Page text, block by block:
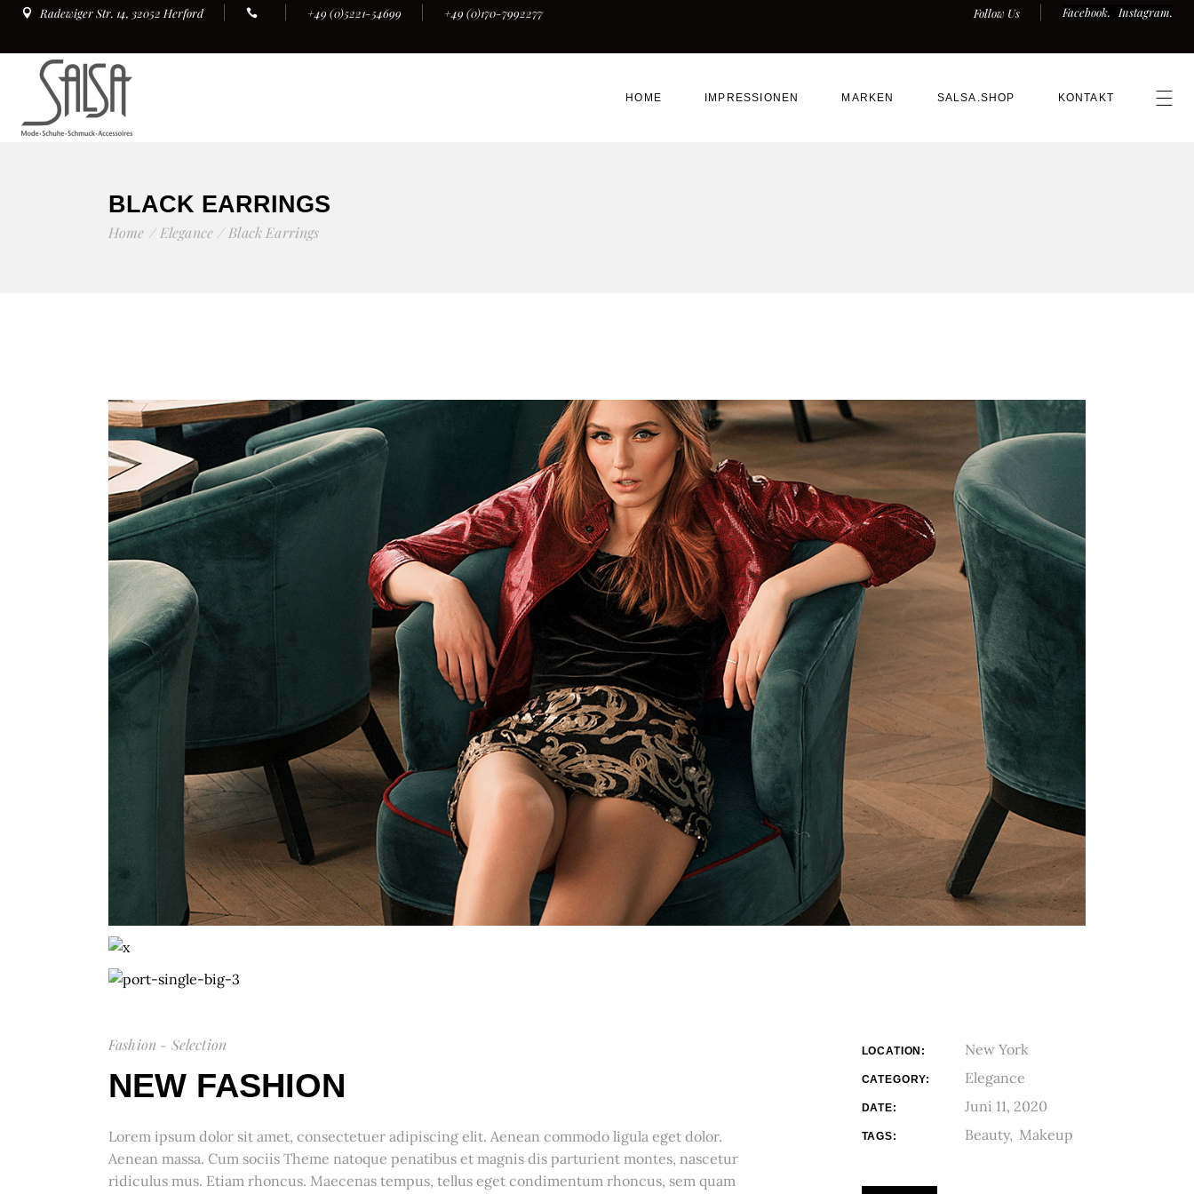
Radewiger Str. 14, 32052 Herford +49 (0)5221-54699 +49 (0)170-7992277 Follow Us Facebook. Instagram.
HOME IMPRESSIONEN MARKEN SALSA.SHOP KONTAKT
BLACK EARRINGS
Home Elegance Black Earrings
Fashion - Selection
NEW FASHION
Lorem ipsum dolor sit amet, consectetuer adipiscing elit. Aenean commodo ligula eget dolor.
Aenean massa. Cum sociis Theme natoque penatibus et magnis dis parturient montes, nascetur
ridiculus mus. Etiam rhoncus. Maecenas tempus, tellus eget condimentum rhoncus, sem quam
LOCATION: New York
CATEGORY: Elegance
DATE: Juni 11, 2020
TAGS: Beauty Makeup